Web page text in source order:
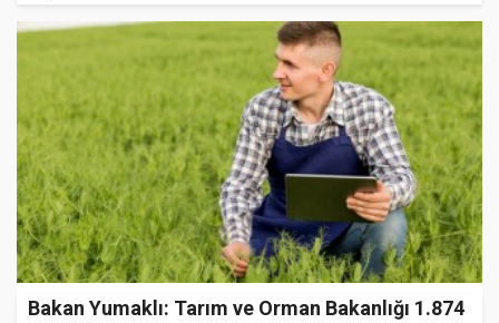
Bakan Yumaklı: Tarım ve Orman Bakanlığı 1.874